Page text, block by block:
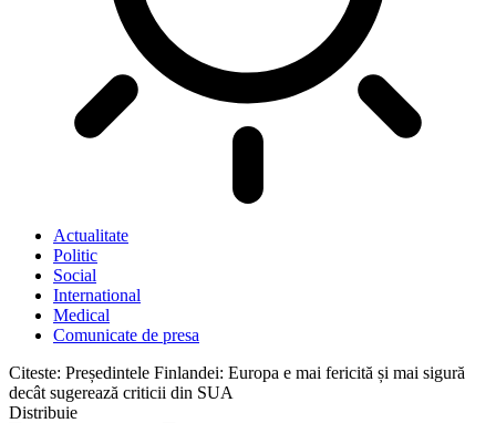
Actualitate
Politic
Social
International
Medical
Comunicate de presa
Citeste: Președintele Finlandei: Europa e mai fericită și mai sigură
decât sugerează criticii din SUA
Distribuie